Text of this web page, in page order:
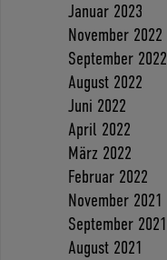
Januar 2023
November 2022
September 2022
August 2022
Juni 2022
April 2022
März 2022
Februar 2022
November 2021
September 2021
August 2021